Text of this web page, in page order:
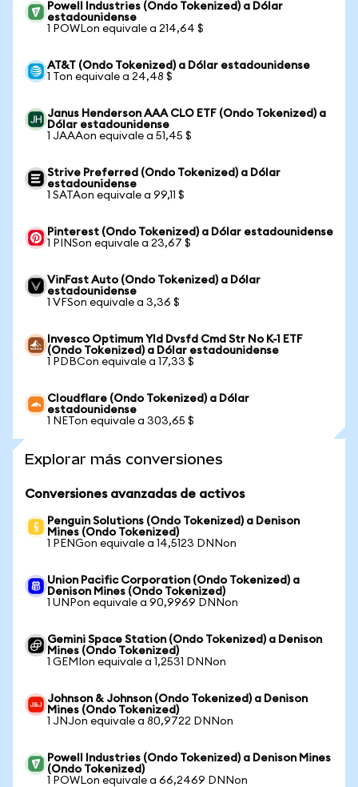
Powell Industries (Ondo Tokenized) a Dólar
estadounidense
1 POWLon equivale a 214,64 $
AT&T (Ondo Tokenized) a Dólar estadounidense
1 Ton equivale a 24,48 $
Janus Henderson AAA CLO ETF (Ondo Tokenized) a
Dólar estadounidense
1 JAAAon equivale a 51,45 $
Strive Preferred (Ondo Tokenized) a Dólar
estadounidense
1 SATAon equivale a 99,11 $
Pinterest (Ondo Tokenized) a Dólar estadounidense
1 PINSon equivale a 23,67 $
VinFast Auto (Ondo Tokenized) a Dólar
estadounidense
1 VFSon equivale a 3,36 $
Invesco Optimum Yld Dvsfd Cmd Str No K-1 ETF
(Ondo Tokenized) a Dólar estadounidense
1 PDBCon equivale a 17,33 $
Cloudflare (Ondo Tokenized) a Dólar
estadounidense
1 NETon equivale a 303,65 $
Explorar más conversiones
Conversiones avanzadas de activos
Penguin Solutions (Ondo Tokenized) a Denison
Mines (Ondo Tokenized)
1 PENGon equivale a 14,5123 DNNon
Union Pacific Corporation (Ondo Tokenized) a
Denison Mines (Ondo Tokenized)
1 UNPon equivale a 90,9969 DNNon
Gemini Space Station (Ondo Tokenized) a Denison
Mines (Ondo Tokenized)
1 GEMIon equivale a 1,2531 DNNon
Johnson & Johnson (Ondo Tokenized) a Denison
Mines (Ondo Tokenized)
1 JNJon equivale a 80,9722 DNNon
Powell Industries (Ondo Tokenized) a Denison Mines
(Ondo Tokenized)
1 POWLon equivale a 66,2469 DNNon